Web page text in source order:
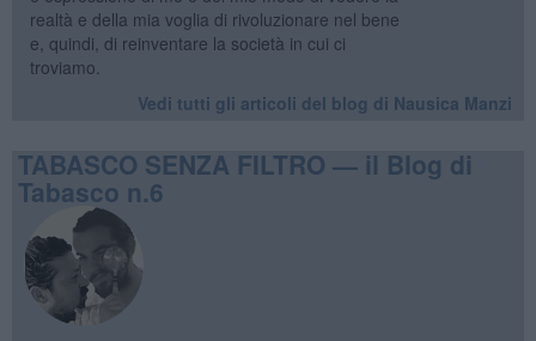
realtà e della mia voglia di rivoluzionare nel bene
e, quindi, di reinventare la società in cui ci
troviamo.
Vedi tutti gli articoli del blog di Nausica Manzi
TABASCO SENZA FILTRO — il Blog di
Tabasco n.6